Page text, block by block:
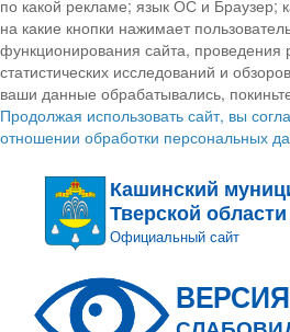
по какой рекламе; язык ОС и Браузер;
на какие кнопки нажимает
функционирования сайта, проведения
статистических исследований и
ваши данные обрабатывались,
Продолжая использовать сайт, вы
отношении обработки персональных